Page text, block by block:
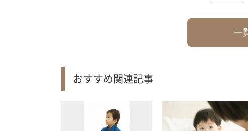
一
おすすめ関連記事